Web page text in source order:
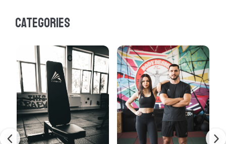
Categories